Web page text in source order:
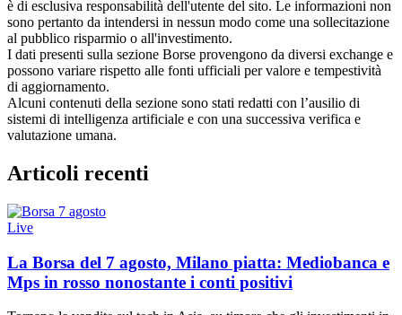
è di esclusiva responsabilità dell'utente del sito. Le informazioni non
sono pertanto da intendersi in nessun modo come una sollecitazione
al pubblico risparmio o all'investimento.
I dati presenti sulla sezione Borse provengono da diversi exchange e
possono variare rispetto alle fonti ufficiali per valore e tempestività
di aggiornamento.
Alcuni contenuti della sezione sono stati redatti con l’ausilio di
sistemi di intelligenza artificiale e con una successiva verifica e
valutazione umana.
Articoli recenti
Live
La Borsa del 7 agosto, Milano piatta: Mediobanca e
Mps in rosso nonostante i conti positivi